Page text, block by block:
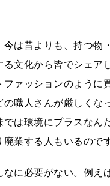
今は昔よりも、持つ
文化から皆でシェア
ァッションのよう
職人さんが厳しくな
は環境にプラスなん
業する人もいるので
なに必要がない。例